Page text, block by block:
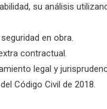
su análisis
en obra.
contractual.
legal y
Código Civil de 2018.